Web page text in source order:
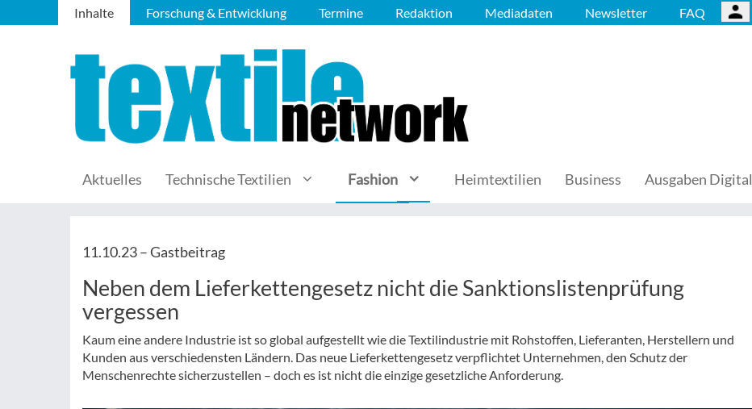
Inhalte Forschung & Entwicklung Termine Redaktion Mediadaten Newsletter FAQ
Aktuelles Technische Textilien Fashion Heimtextilien Business Ausgaben Digital
11.10.23 –Gastbeitrag
Neben dem Lieferkettengesetz nicht die Sanktionslistenprüfung
vergessen
Kaum eine andere Industrie ist so global aufgestellt wie die Textilindustrie mit Rohstoffen, Lieferanten, Herstellern und
Kunden aus verschiedensten Ländern. Das neue Lieferkettengesetz verpflichtet Unternehmen, den Schutz der
Menschenrechte sicherzustellen – doch es ist nicht die einzige gesetzliche Anforderung.